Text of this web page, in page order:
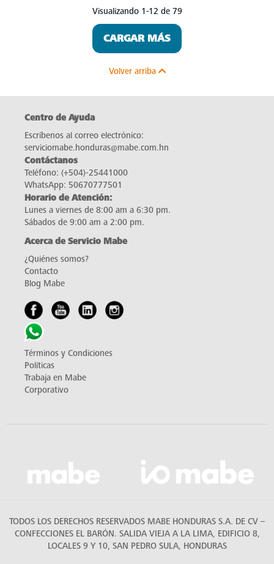
Visualizando 1-12 de 79
CARGAR MÁS
Volver arriba
Centro de Ayuda
Escríbenos al correo electrónico:
serviciomabe.honduras@mabe.com.hn
Contáctanos
Teléfono: (+504)-25441000
WhatsApp: 50670777501
Horario de Atención:
Lunes a viernes de 8:00 am a 6:30 pm.
Sábados de 9:00 am a 2:00 pm.
Acerca de Servicio Mabe
¿Quiénes somos?
Contacto
Blog Mabe
Términos y Condiciones
Políticas
Trabaja en Mabe
Corporativo
TODOS LOS DERECHOS RESERVADOS MABE HONDURAS S.A. DE CV –
CONFECCIONES EL BARÓN. SALIDA VIEJA A LA LIMA, EDIFICIO 8,
LOCALES 9 Y 10, SAN PEDRO SULA, HONDURAS